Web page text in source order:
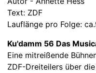
Text: ZDF
Lauflänge pro Folge:
Ku'damm 56 Das
Eine mitreißende
ZDF-Dreiteilers über